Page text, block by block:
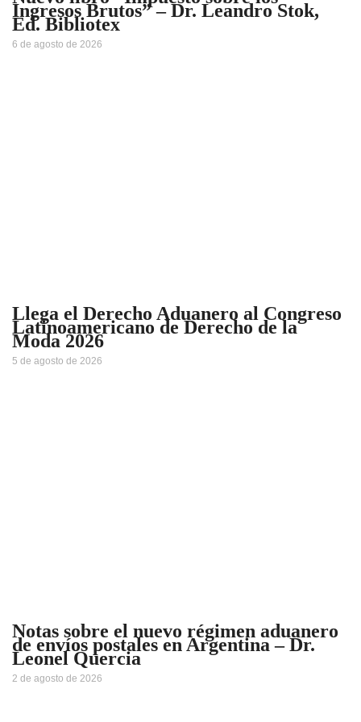
Ingresos Brutos” – Dr. Leandro Stok,
Ed. Bibliotex
6 de agosto de 2026
Llega el Derecho Aduanero al Congreso
Latinoamericano de Derecho de la
Moda 2026
5 de agosto de 2026
Notas sobre el nuevo régimen aduanero
de envíos postales en Argentina – Dr.
Leonel Quercia
2 de agosto de 2026